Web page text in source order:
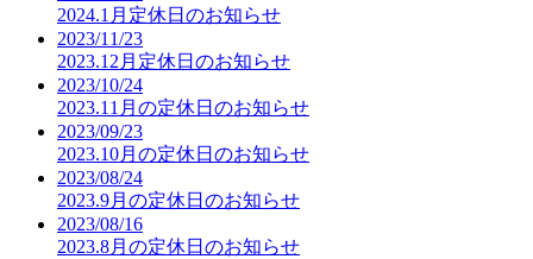
2024.1月定休日のお知らせ
2023/11/23
2023.12月定休日のお知らせ
2023/10/24
2023.11月の定休日のお知らせ
2023/09/23
2023.10月の定休日のお知らせ
2023/08/24
2023.9月の定休日のお知らせ
2023/08/16
2023.8月の定休日のお知らせ